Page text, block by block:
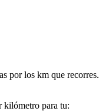
por los km que recorres.
kilómetro para tu: